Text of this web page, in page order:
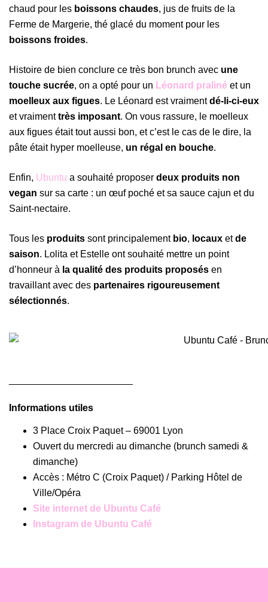
chaud pour les boissons chaudes, jus de fruits de la
Ferme de Margerie, thé glacé du moment pour les
boissons froides.
Histoire de bien conclure ce très bon brunch avec une
touche sucrée, on a opté pour un Léonard praliné et un
moelleux aux figues. Le Léonard est vraimentdé-li-ci-eux
et vraimenttrès imposant. On vous rassure, le moelleux
aux figues était tout aussi bon, et c’est le cas de le dire, la
pâte était hyper moelleuse, un régal en bouche.
Enfin, Ubuntu a souhaité proposer deux produits non
vegan sur sa carte : un œuf poché et sa sauce cajun et du
Saint-nectaire.
Tous les produits sont principalement bio, locaux etde
saison. Lolita et Estelle ont souhaité mettre un point
d’honneur à la qualité des produits proposés en
travaillant avec des partenaires rigoureusement
sélectionnés.
Informations utiles
3 Place Croix Paquet – 69001 Lyon
Ouvert du mercredi au dimanche (brunch samedi &
dimanche)
Accès : Métro C (Croix Paquet) / Parking Hôtel de
Ville/Opéra
Site internet de Ubuntu Café
Instagram de Ubuntu Café